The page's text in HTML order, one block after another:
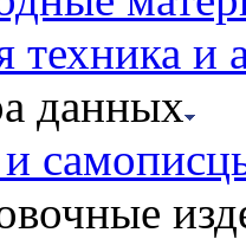
и
данных
и